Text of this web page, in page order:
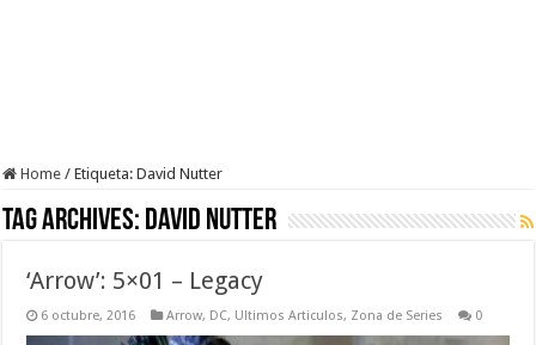
Home / Etiqueta:David Nutter
Tag Archives: David Nutter
‘Arrow’: 5×01 – Legacy
6 octubre, 2016 Arrow, DC, Ultimos Articulos, Zona de Series 0